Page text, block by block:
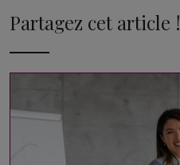
Partagez cet article !